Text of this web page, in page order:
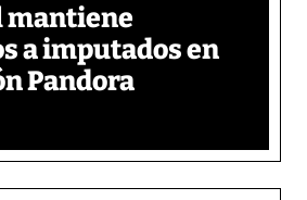
a imputados en
Pandora